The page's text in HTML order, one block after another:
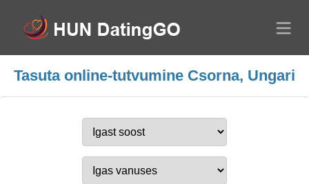
Tasuta online-tutvumine Csorna, Ungari